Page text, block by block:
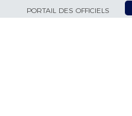
PORTAIL DES OFFICIELS